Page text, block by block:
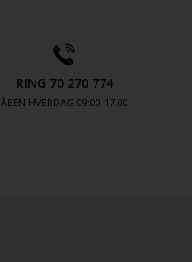
RING 70 270 774
ÅBEN HVERDAG 09:00-17.00